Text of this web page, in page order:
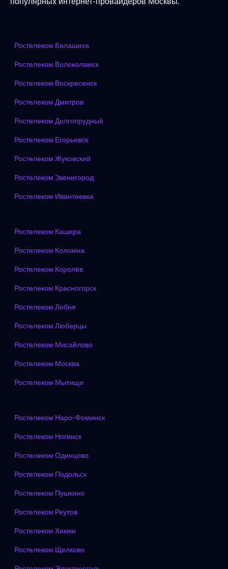
Ростелеком Балашиха
Ростелеком Волоколамск
Ростелеком Воскресенск
Ростелеком Дмитров
Ростелеком Долгопрудный
Ростелеком Егорьевск
Ростелеком Жуковский
Ростелеком Звенигород
Ростелеком Ивантеевка
Ростелеком Кашира
Ростелеком Коломна
Ростелеком Королёв
Ростелеком Красногорск
Ростелеком Лобня
Ростелеком Люберцы
Ростелеком Мисайлово
Ростелеком Москва
Ростелеком Мытищи
Ростелеком Наро-Фоминск
Ростелеком Ногинск
Ростелеком Одинцово
Ростелеком Подольск
Ростелеком Пушкино
Ростелеком Реутов
Ростелеком Химки
Ростелеком Щелково